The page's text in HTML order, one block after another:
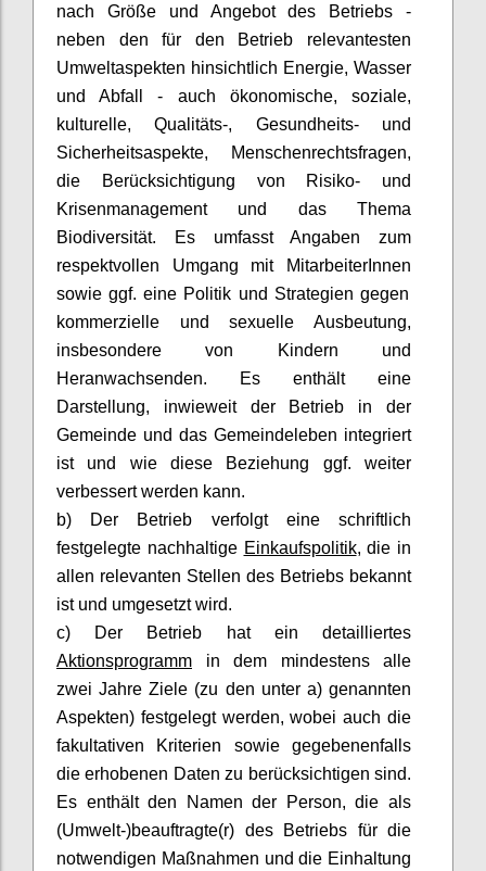
nach Größe und Angebot des Betriebs -
neben den für den Betrieb relevantesten
Umweltaspekten hinsichtlich Energie, Wasser
und Abfall - auch ökonomische, soziale,
kulturelle, Qualitäts-, Gesundheits- und
Sicherheitsaspekte, Menschenrechtsfragen,
die Berücksichtigung von Risiko- und
Krisenmanagement und das Thema
Biodiversität. Es umfasst Angaben zum
respektvollen Umgang mit
MitarbeiterInnen
sowie ggf. eine Politik und Strategien gegen
kommerzielle und sexuelle Ausbeutung,
insbesondere von Kindern und
Heranwachsenden. Es enthält eine
Darstellung, inwieweit der Betrieb in der
Gemeinde und das Gemeindeleben integriert
ist und wie diese Beziehung ggf. weiter
verbessert werden kann.
b) Der Betrieb verfolgt eine schriftlich
festgelegte nachhaltige Einkaufspolitik, die in
allen relevanten Stellen des Betriebs bekannt
ist und umgesetzt wird.
c) Der Betrieb hat ein detailliertes
Aktionsprogramm in dem mindestens alle
zwei Jahre Ziele (zu den unter a) genannten
Aspekten) festgelegt werden, wobei auch die
fakultativen Kriterien sowie gegebenenfalls
die erhobenen Daten zu berücksichtigen sind.
Es enthält den Namen der Person, die als
(Umwelt-)beauftragte(r) des Betriebs für die
notwendigen Maßnahmen und die Einhaltung